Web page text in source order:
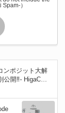
）
ンポジット大解
開‼- HigaCG
(非商用版)
公開！